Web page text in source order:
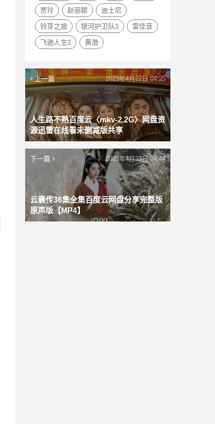
贾玲 赵丽颖 迪士尼
铃芽之旅 银河护卫队3 雷佳音
飞驰人生2 黄渤
上一篇
人生路不熟百度云〈mkv-2.2G〉网盘资
源迅雷在线看未删减版共享
2023年4月22日 04:25
下一篇
云襄传36集全集百度云网盘分享完整版
原声版【MP4】
2023年4月23日 04:44